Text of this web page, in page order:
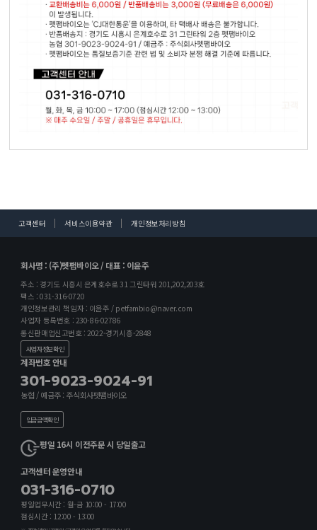
고객센터 서비스이용약관 개인정보처리방침
회사명 : (주)펫팸바이오 / 대표 : 이윤주
주소 : 경기도 시흥시 은계호수로 31 그린타워 201,202,203호
팩스 : 031-316-0720
개인정보관리 책임자 : 이윤주 / petfambio@naver.com
사업자 등록번호 : 230-86-02786
통신판매업신고번호 : 2022-경기시흥-2848
사업자정보확인
계좌번호 안내
301-9023-9024-91
농협 / 예금주 : 주식회사펫팸바이오
입금금액확인
평일 16시 이전주문 시 당일출고
고객센터 운영안내
031-316-0710
평일업무시간 : 월-금 10:00 - 17:00
점심시간 : 12:00 - 13:00